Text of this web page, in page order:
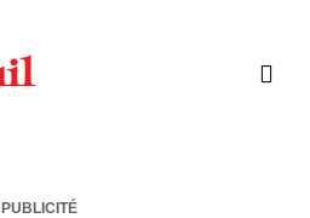
PUBLICITÉ